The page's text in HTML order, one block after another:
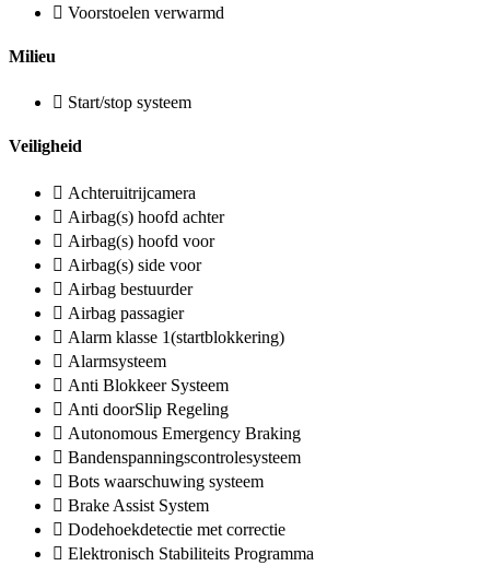
Voorstoelen verwarmd
Milieu
Start/stop systeem
Veiligheid
Achteruitrijcamera
Airbag(s) hoofd achter
Airbag(s) hoofd voor
Airbag(s) side voor
Airbag bestuurder
Airbag passagier
Alarm klasse 1(startblokkering)
Alarmsysteem
Anti Blokkeer Systeem
Anti doorSlip Regeling
Autonomous Emergency Braking
Bandenspanningscontrolesysteem
Bots waarschuwing systeem
Brake Assist System
Dodehoekdetectie met correctie
Elektronisch Stabiliteits Programma